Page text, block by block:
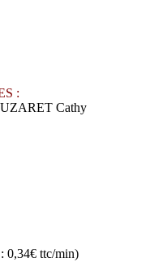
:
Cathy
0,34€ ttc/min)